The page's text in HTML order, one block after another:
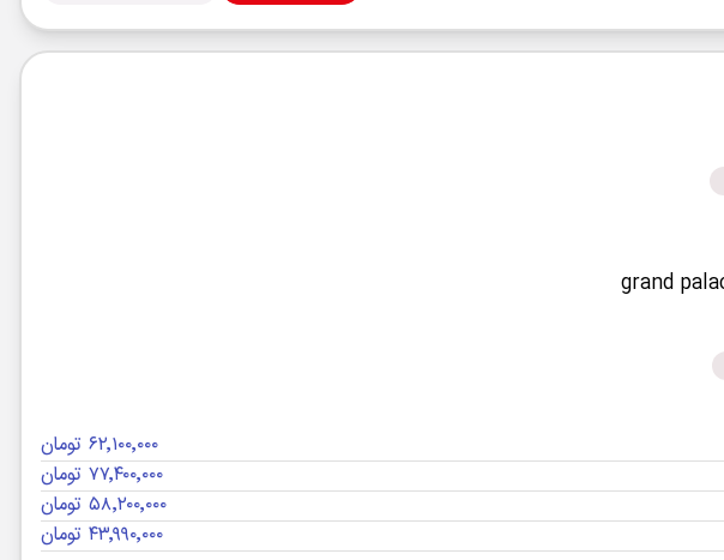
۶۲٬۱۰۰٬۰۰۰ تومان
۷۷٬۴۰۰٬۰۰۰ تومان
۵۸٬۲۰۰٬۰۰۰ تومان
۴۳٬۹۹۰٬۰۰۰ تومان